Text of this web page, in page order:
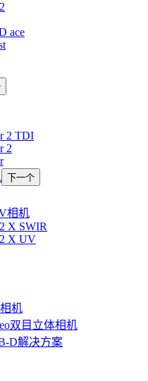
ace
2 TDI
2
下一个
相机
X SWIR
2 X UV
机
双目立体相机
D解决方案